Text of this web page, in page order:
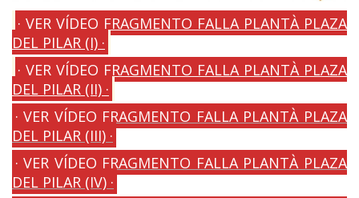
·VER VÍDEO FRAGMENTO FALLA PLANTÀ PLAZA
DEL PILAR (I) ·
·VER VÍDEO FRAGMENTO FALLA PLANTÀ PLAZA
DEL PILAR (II) ·
· VER VÍDEO FRAGMENTO FALLA PLANTÀ PLAZA
DEL PILAR (III) ·
· VER VÍDEO FRAGMENTO FALLA PLANTÀ PLAZA
DEL PILAR (IV) ·